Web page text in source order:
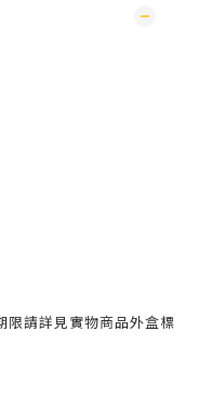
限請詳見實物商品外盒標